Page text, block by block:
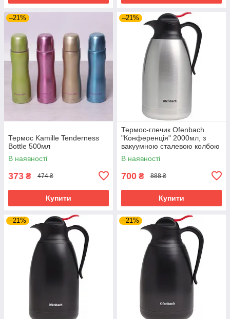
–21%
Термос Kamille Tenderness
Bottle 500мл
В наявності
373 ₴ 474 ₴
Купити
–21%
Термос-глечик Ofenbach
"Конференція" 2000мл, з
вакуумною сталевою колбою
В наявності
700 ₴ 888 ₴
Купити
–21% –21%